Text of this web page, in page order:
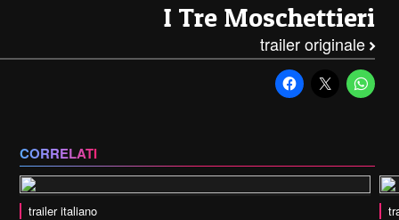
I Tre Moschettieri
trailer originale
CORRELATI
trailer italiano